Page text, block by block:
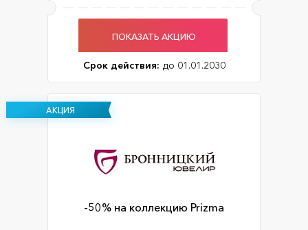
ПОКАЗАТЬ АКЦИЮ
Срок действия: до 01.01.2030
АКЦИЯ
-50% на коллекцию Prizma